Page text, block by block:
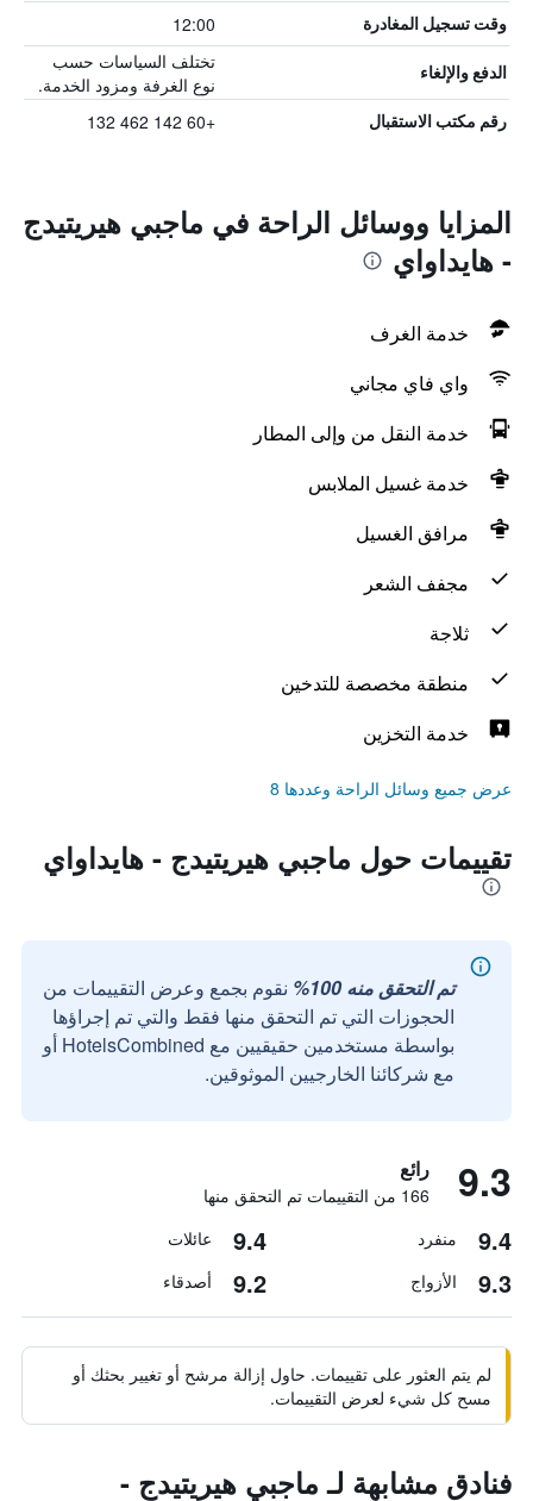
وقت تسجيل المغادرة 12:00
الدفع والإلغاء
تختلف السياسات حسب
نوع الغرفة ومزود الخدمة.
رقم مكتب الاستقبال +60 142 462 132
المزايا ووسائل الراحة في ماجبي هيريتيدج
- هايداواي
خدمة الغرف
واي فاي مجاني
خدمة النقل من وإلى المطار
خدمة غسيل الملابس
مرافق الغسيل
مجفف الشعر
ثلاجة
منطقة مخصصة للتدخين
خدمة التخزين
عرض جميع وسائل الراحة وعددها 8
تقييمات حول ماجبي هيريتيدج - هايداواي
تم التحقق منه 100%
نقوم بجمع وعرض التقييمات من
الحجوزات التي تم التحقق منها فقط والتي تم إجراؤها
بواسطة مستخدمين حقيقيين مع HotelsCombined أو
مع شركائنا الخارجيين الموثوقين.
9.3 رائع
166 من التقييمات تم التحقق منها
9.4 منفرد 9.4 عائلات
9.3 الأزواج 9.2 أصدقاء
لم يتم العثور على تقييمات. حاول إزالة مرشح أو تغيير بحثك أو
مسح كل شيء لعرض التقييمات.
فنادق مشابهة لـ ماجبي هيريتيدج -